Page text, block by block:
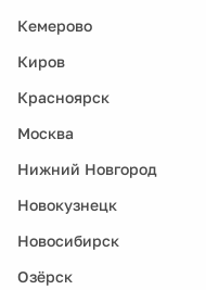
Кемерово
Киров
Красноярск
Москва
Нижний Новгород
Новокузнецк
Новосибирск
Озёрск